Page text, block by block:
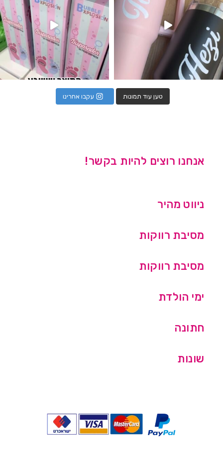
טען עוד תמונות עקבו אחרינו
אנחנו רוצים להיות בקשר!
ניווט מהיר
מסיבת רווקות
מסיבת רווקות
ימי הולדת
חתונה
שונות